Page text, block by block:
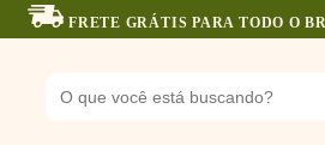
FRETE GRÁTIS PARA TODO O